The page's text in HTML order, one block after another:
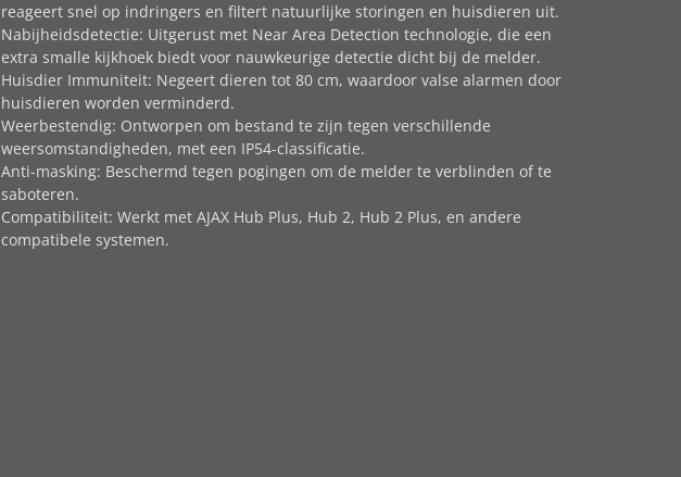
reageert snel op indringers en filtert natuurlijke storingen en huisdieren uit.
Nabijheidsdetectie: Uitgerust met Near Area Detection technologie, die een
extra smalle kijkhoek biedt voor nauwkeurige detectie dicht bij de melder.
Huisdier Immuniteit: Negeert dieren tot 80 cm, waardoor valse alarmen door
huisdieren worden verminderd.
Weerbestendig: Ontworpen om bestand te zijn tegen verschillende
weersomstandigheden, met een IP54-classificatie.
Anti-masking: Beschermd tegen pogingen om de melder te verblinden of te
saboteren.
Compatibiliteit: Werkt met AJAX Hub Plus, Hub 2, Hub 2 Plus, en andere
compatibele systemen.